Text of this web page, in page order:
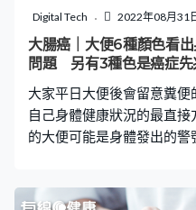
素分泌減少，將嚴重影響孩
致兒童骨骼發育延後 此外
覺，亦會導致兒童骨骼發育
顯減少。
Digital Tech 2022年08月31
大腸癌｜大便6種顏色看
問題 另有3種色是癌症先
大家平日大便後會留意糞
自己身體健康狀況的最直
的大便可能是身體發出的警
地方，分別是食物殘骸、腸